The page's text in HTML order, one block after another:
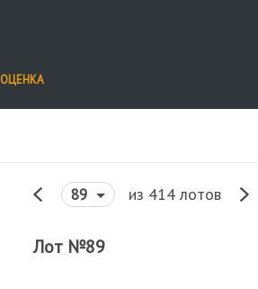
ОЦЕНКА
89 из 414 лотов
Лот №89